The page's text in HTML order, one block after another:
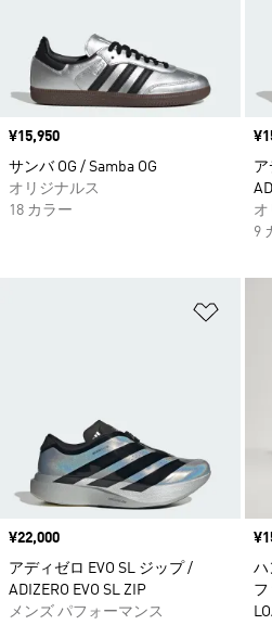
価格
¥15,950
サンバ OG / Samba OG
オリジナルス
18 カラー
価
ア
オ
9
価格
¥22,000
アディゼロ EVO SL ジップ /
ADIZERO EVO SL ZIP
メンズ パフォーマンス
価
ハ
フ